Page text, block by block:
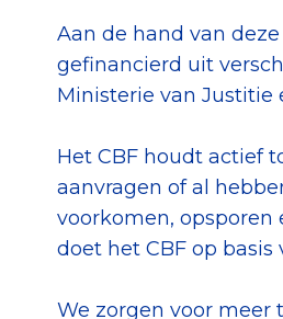
Aan de hand van
gefinancierd uit
Ministerie van Justitie
Het CBF houdt actief
aanvragen of al
voorkomen, opsporen
doet het CBF op basis
We zorgen voor meer